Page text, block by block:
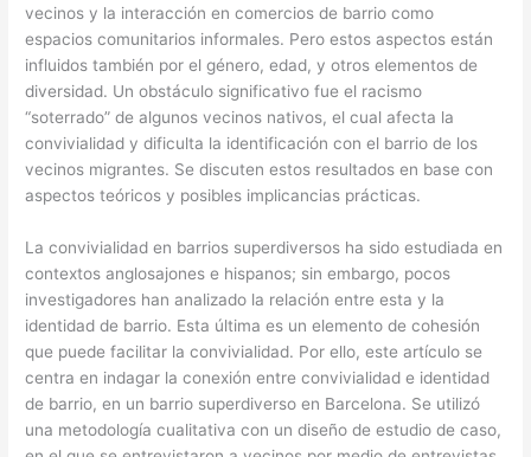
vecinos y la interacción en comercios de barrio como
espacios comunitarios informales. Pero estos aspectos están
influidos también por el género, edad, y otros elementos de
diversidad. Un obstáculo significativo fue el racismo
“soterrado” de algunos vecinos nativos, el cual afecta la
convivialidad y dificulta la identificación con el barrio de los
vecinos migrantes. Se discuten estos resultados en base con
aspectos teóricos y posibles implicancias prácticas.
​La convivialidad en barrios superdiversos ha sido estudiada en
contextos anglosajones e hispanos; sin embargo, pocos
investigadores han analizado la relación entre esta y la
identidad de barrio. Esta última es un elemento de cohesión
que puede facilitar la convivialidad. Por ello, este artículo se
centra en indagar la conexión entre convivialidad e identidad
de barrio, en un barrio superdiverso en Barcelona. Se utilizó
una metodología cualitativa con un diseño de estudio de caso,